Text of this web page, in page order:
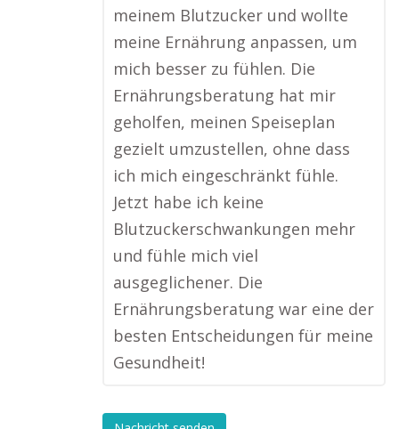
meinem Blutzucker und wollte
meine Ernährung anpassen, um
mich besser zu fühlen. Die
Ernährungsberatung hat mir
geholfen, meinen Speiseplan
gezielt umzustellen, ohne dass
ich mich eingeschränkt fühle.
Jetzt habe ich keine
Blutzuckerschwankungen mehr
und fühle mich viel
ausgeglichener. Die
Ernährungsberatung war eine der
besten Entscheidungen für meine
Gesundheit!